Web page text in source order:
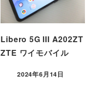
Libero 5G III A202ZT
ZTE ワイモバイル
2024年6月14日